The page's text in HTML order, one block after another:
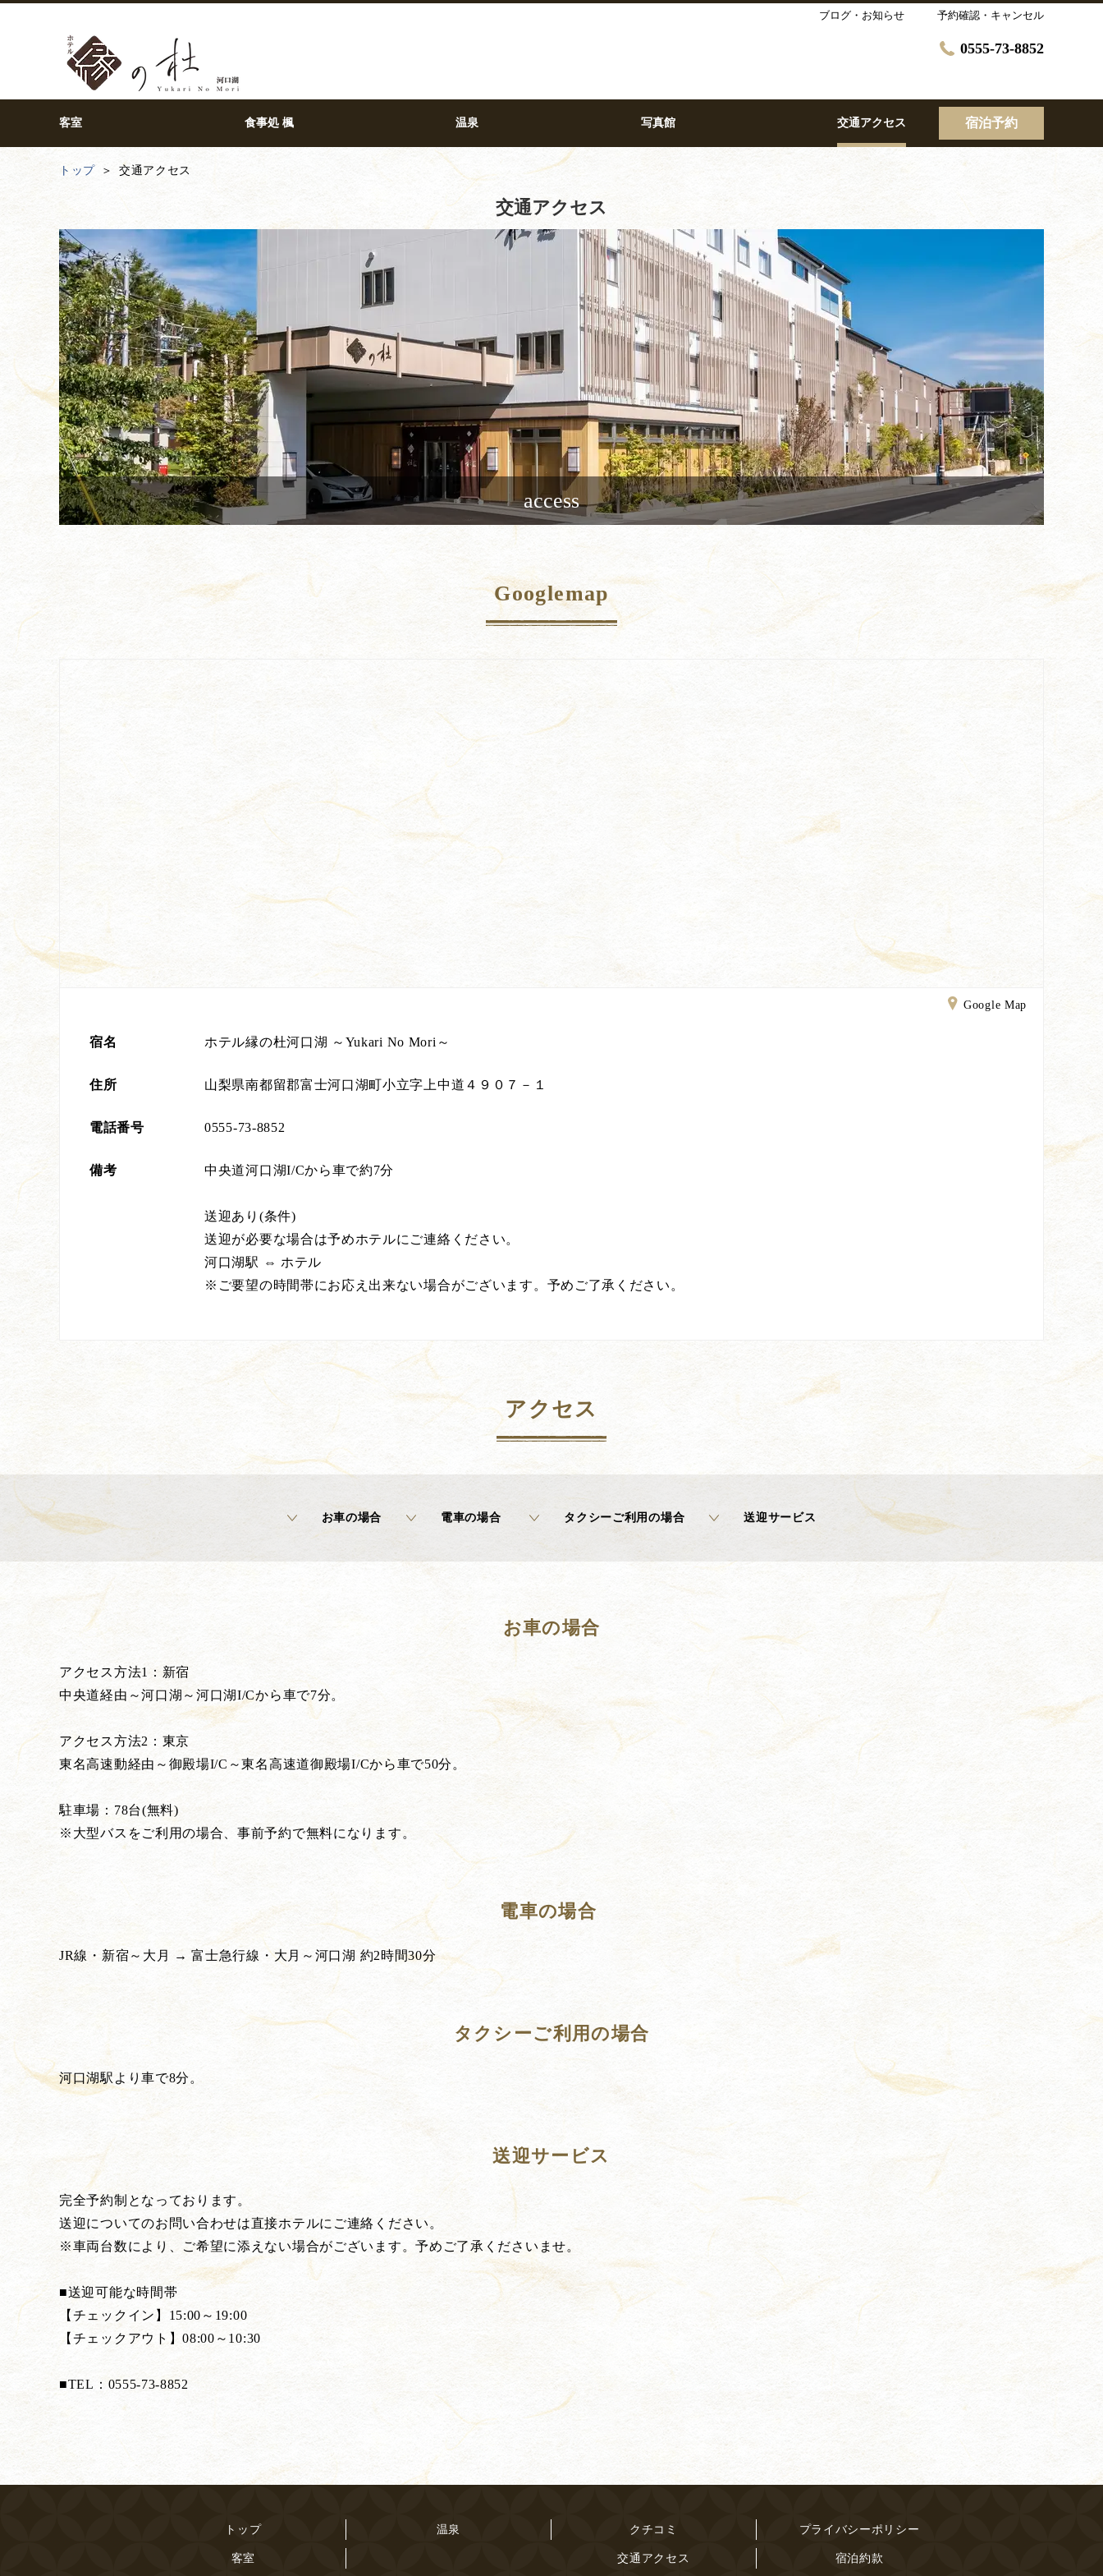
ブログ・お知らせ 予約確認・キャンセル
0555-73-8852
客室 食事処 楓 温泉 写真館 交通アクセス 宿泊予約
トップ 交通アクセス
交通アクセス
access
Googlemap
Google Map
宿名 ホテル縁の杜河口湖 ～Yukari No Mori～
住所 山梨県南都留郡富士河口湖町小立字上中道４９０７－１
電話番号 0555-73-8852
備考 中央道河口湖I/Cから車で約7分
送迎あり(条件)
送迎が必要な場合は予めホテルにご連絡ください。
河口湖駅 ⇔ ホテル
※ご要望の時間帯にお応え出来ない場合がございます。予めご了承ください。
アクセス
お車の場合 電車の場合 ​ タクシーご利用の場合 送迎サービス
お車の場合
アクセス方法1：新宿
中央道経由～河口湖～河口湖I/Cから車で7分。
アクセス方法2：東京
東名高速動経由～御殿場I/C～東名高速道御殿場I/Cから車で50分。
駐車場：78台(無料)
※大型バスをご利用の場合、事前予約で無料になります。
電車の場合 ​
JR線・新宿～大月 → 富士急行線・大月～河口湖 約2時間30分
タクシーご利用の場合
河口湖駅より車で8分。
送迎サービス
完全予約制となっております。
送迎についてのお問い合わせは直接ホテルにご連絡ください。
※車両台数により、ご希望に添えない場合がございます。予めご了承くださいませ。
■送迎可能な時間帯
【チェックイン】15:00～19:00
【チェックアウト】08:00～10:30
■TEL：0555-73-8852
トップ
客室
温泉 クチコミ
交通アクセス
プライバシーポリシー
宿泊約款